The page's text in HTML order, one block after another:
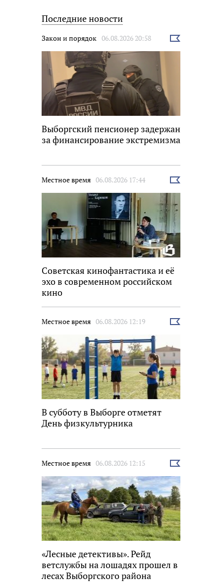
Последние новости
Закон и порядок 06.08.2026 20:58
Выбрать
Выборгский пенсионер задержан
за финансирование экстремизма
Местное время 06.08.2026 17:44
Выбрать
Советская кинофантастика и её
эхо в современном российском
кино
Местное время 06.08.2026 12:19
Выбрать
В субботу в Выборге отметят
День физкультурника
Местное время 06.08.2026 12:15
Выбрать
«Лесные детективы». Рейд
ветслужбы на лошадях прошел в
лесах Выборгского района